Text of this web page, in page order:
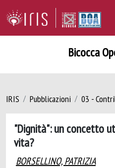
Bicocca
IRIS Pubblicazioni 03 -
"Dignità": un concetto
vita?
BORSELLINO, PATRIZIA